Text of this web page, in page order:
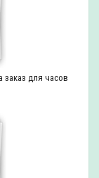
заказ для часов